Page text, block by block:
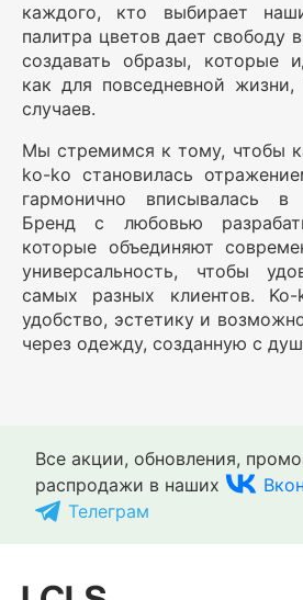
каждого, кто выбирает
палитра цветов дает свободу
создавать образы, которые
как для повседневной
случаев.
Мы стремимся к тому, чтобы
ko-ko становилась
гармонично вписывалась
Бренд с любовью
которые объединяют
универсальность, чтобы
самых разных клиентов.
удобство, эстетику и
через одежду, созданную с
Все акции, обновления,
распродажи в наших
Телеграм